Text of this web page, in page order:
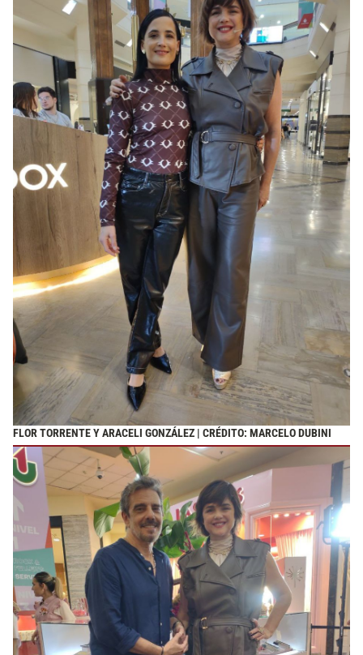
FLOR TORRENTE Y ARACELI GONZÁLEZ | CRÉDITO: MARCELO DUBINI